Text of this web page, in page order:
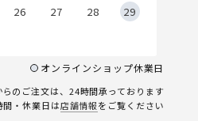
26 27 28
29
オンラインショップ休業日
のご注文は、24時間承っております
・休業日は店舗情報をご覧ください